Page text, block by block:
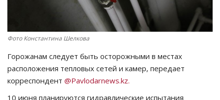
Курултай
Фото Константина Шелкова
Горожанам следует быть осторожными в местах
расположения тепловых сетей и камер, передает
корреспондент @Pavlodarnews.kz.
10 июня планируются гидравлические испытания